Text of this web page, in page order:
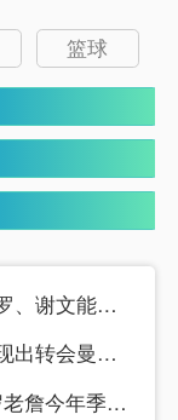
篮球
[你怎么看？]宿茂臻：阿尔瓦罗、谢文能下周跟队训练，李源一八
[转会]罗马诺：迪奥曼德未表现出转会曼城枪手意愿，皇马1亿欧
【体育世界】接受底薪！41岁老詹今年季后赛38.4分钟&23